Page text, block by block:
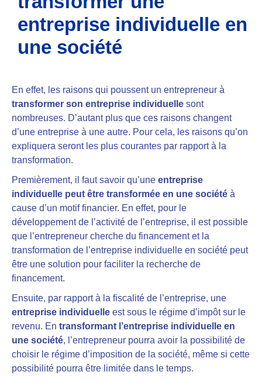
entreprise individuelle en
une société
En effet, les raisons qui poussent un entrepreneur à
transformer son entreprise individuelle sont
nombreuses. D’autant plus que ces raisons changent
d’une entreprise à une autre. Pour cela, les raisons qu’on
expliquera seront les plus courantes par rapport à la
transformation.
Premièrement, il faut savoir qu’une entreprise
individuelle peut être transformée en une société à
cause d’un motif financier. En effet, pour le
développement de l’activité de l’entreprise, il est possible
que l’entrepreneur cherche du financement et la
transformation de l’entreprise individuelle en société peut
être une solution pour faciliter la recherche de
financement.
Ensuite, par rapport à la fiscalité de l’entreprise, une
entreprise individuelle est sous le régime d’impôt sur le
revenu. En transformant l’entreprise individuelle en
une société, l’entrepreneur pourra avoir la possibilité de
choisir le régime d’imposition de la société, même si cette
possibilité pourra être limitée dans le temps.